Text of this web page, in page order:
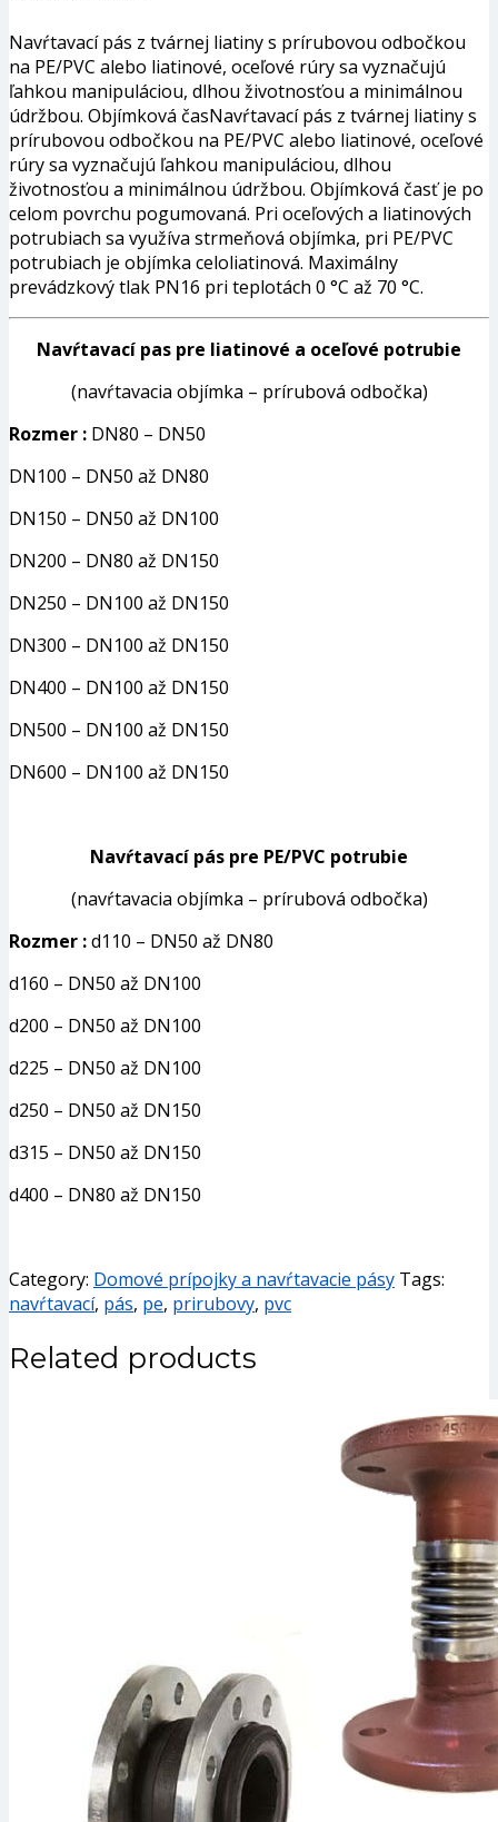
Navŕtavací pás z tvárnej liatiny s prírubovou odbočkou
na PE/PVC alebo liatinové, oceľové rúry sa vyznačujú
ľahkou manipuláciou, dlhou životnosťou a minimálnou
údržbou. Objímková časNavŕtavací pás z tvárnej liatiny s
prírubovou odbočkou na PE/PVC alebo liatinové, oceľové
rúry sa vyznačujú ľahkou manipuláciou, dlhou
životnosťou a minimálnou údržbou. Objímková časť je po
celom povrchu pogumovaná. Pri oceľových a liatinových
potrubiach sa využíva strmeňová objímka, pri PE/PVC
potrubiach je objímka celoliatinová. Maximálny
prevádzkový tlak PN16 pri teplotách 0 °C až 70 °C.
Navŕtavací pas pre liatinové a oceľové potrubie
(navŕtavacia objímka – prírubová odbočka)
Rozmer : DN80 – DN50
DN100 – DN50 až DN80
DN150 – DN50 až DN100
DN200 – DN80 až DN150
DN250 – DN100 až DN150
DN300 – DN100 až DN150
DN400 – DN100 až DN150
DN500 – DN100 až DN150
DN600 – DN100 až DN150
Navŕtavací pás pre PE/PVC potrubie
(navŕtavacia objímka – prírubová odbočka)
Rozmer :d110 – DN50 až DN80
d160 – DN50 až DN100
d200 – DN50 až DN100
d225 – DN50 až DN100
d250 – DN50 až DN150
d315 – DN50 až DN150
d400 – DN80 až DN150
Category: Domové prípojky a navŕtavacie pásy Tags:
navŕtavací, pás, pe, prirubovy, pvc
Related products